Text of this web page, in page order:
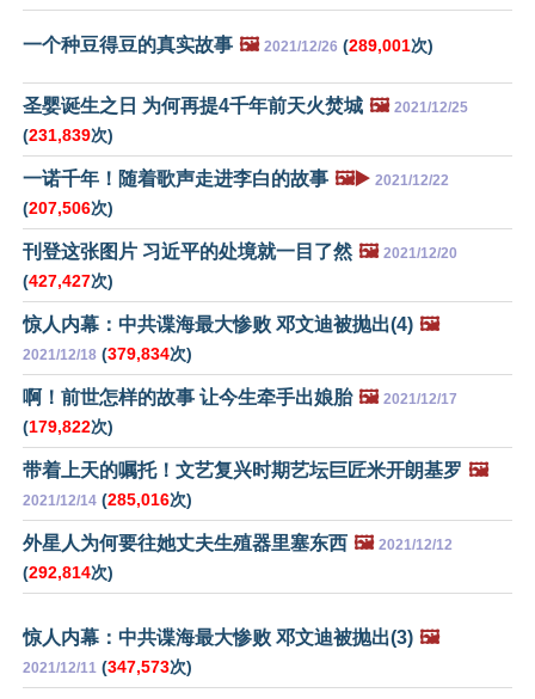
一个种豆得豆的真实故事 🖼️ 2021/12/26 (289,001次)
圣婴诞生之日 为何再提4千年前天火焚城 🖼️ 2021/12/25
(231,839次)
一诺千年！随着歌声走进李白的故事 🖼️▶️ 2021/12/22
(207,506次)
刊登这张图片 习近平的处境就一目了然 🖼️ 2021/12/20
(427,427次)
惊人内幕：中共谍海最大惨败 邓文迪被抛出(4) 🖼️
2021/12/18 (379,834次)
啊！前世怎样的故事 让今生牵手出娘胎 🖼️ 2021/12/17
(179,822次)
带着上天的嘱托！文艺复兴时期艺坛巨匠米开朗基罗 🖼️
2021/12/14 (285,016次)
外星人为何要往她丈夫生殖器里塞东西 🖼️ 2021/12/12
(292,814次)
惊人内幕：中共谍海最大惨败 邓文迪被抛出(3) 🖼️
2021/12/11 (347,573次)